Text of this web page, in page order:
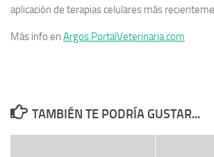
aplicación de terapias celulares más
Más info en Argos.PortalVeterinaria.com
TAMBIÉN TE PODRÍA GUSTAR...